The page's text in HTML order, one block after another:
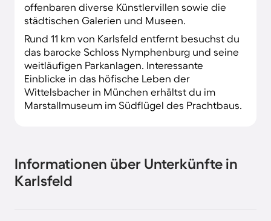
offenbaren diverse Künstlervillen sowie die
städtischen Galerien und Museen.
Rund 11 km von Karlsfeld entfernt besuchst du
das barocke Schloss Nymphenburg und seine
weitläufigen Parkanlagen. Interessante
Einblicke in das höfische Leben der
Wittelsbacher in München erhältst du im
Marstallmuseum im Südflügel des Prachtbaus.
Informationen über Unterkünfte in
Karlsfeld